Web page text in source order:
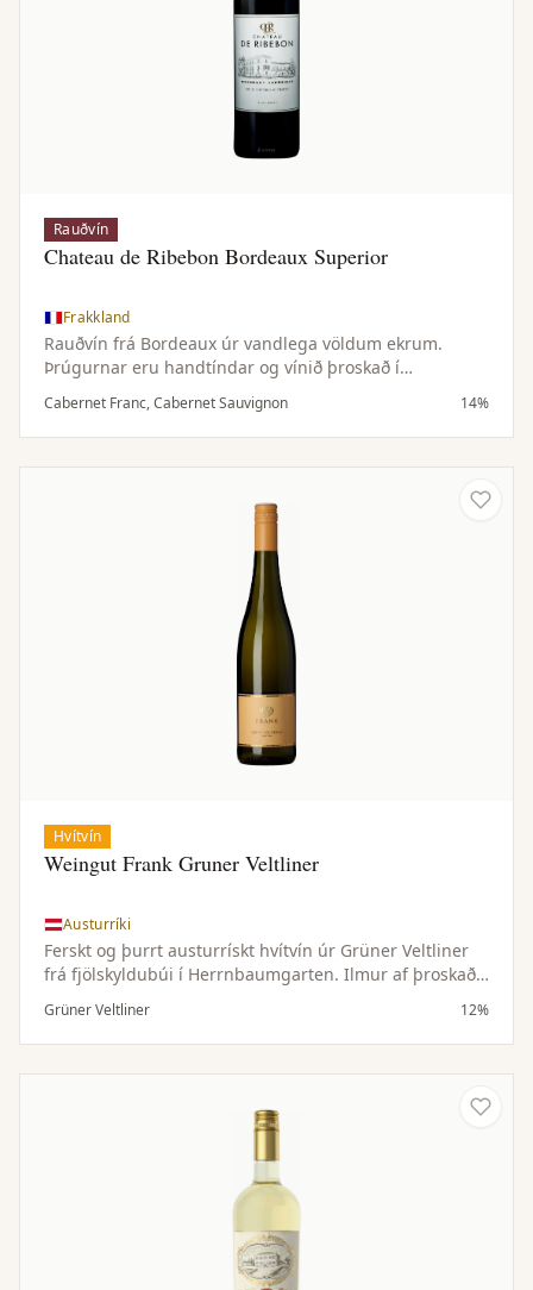
Rauðvín
Chateau de Ribebon Bordeaux Superior
Frakkland
Rauðvín frá Bordeaux úr vandlega völdum ekrum.
Þrúgurnar eru handtíndar og vínið þroskað í
eikartunnum í nokkra mánuði, sem gefur fínlega
viðartóna og mýkir bragðið.
Cabernet Franc, Cabernet Sauvignon 14%
Hvítvín
Weingut Frank Gruner Veltliner
Austurríki
Ferskt og þurrt austurrískt hvítvín úr Grüner Veltliner
frá fjölskyldubúi í Herrnbaumgarten. Ilmur af þroskaðri
peru, sítrus, hvítum pipar og kryddjurtum. Létt, líflegt
og matvænt.
Grüner Veltliner 12%